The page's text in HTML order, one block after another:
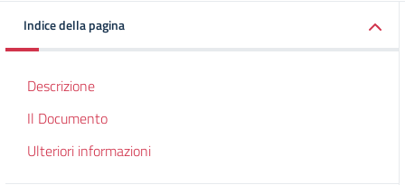
Indice della pagina
Descrizione
Il Documento
Ulteriori informazioni